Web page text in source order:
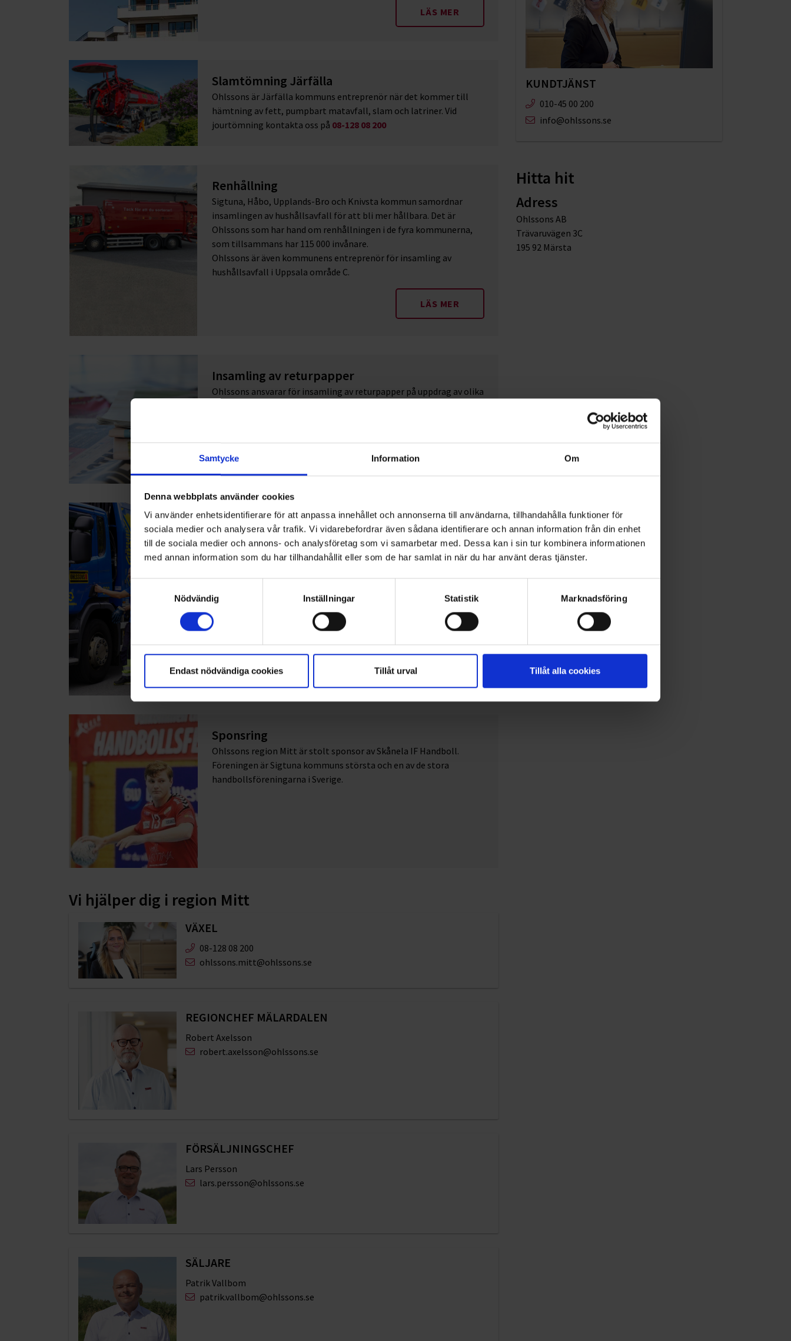
Samtycke Information Om
Denna webbplats använder cookies
Vi använder enhetsidentifierare för att anpassa innehållet och annonserna till användarna, tillhandahålla funktioner för
sociala medier och analysera vår trafik. Vi vidarebefordrar även sådana identifierare och annan information från din enhet
till de sociala medier och annons- och analysföretag som vi samarbetar med. Dessa kan i sin tur kombinera informationen
med annan information som du har tillhandahållit eller som de har samlat in när du har använt deras tjänster.
Samtyckesval
Nödvändig
Inställningar Statistik Marknadsföring
Endast nödvändiga cookies Tillåt urval Tillåt alla cookies
LÄS MER
Slamtömning Järfälla
Ohlssons är Järfälla kommuns entreprenör när det kommer till
hämtning av fett, pumpbart matavfall, slam och latriner. Vid
jourtömning kontakta oss på 08-128 08 200
Renhållning
Sigtuna, Håbo, Upplands-Bro och Knivsta kommun samordnar
insamlingen av hushållsavfall för att bli mer hållbara. Det är
Ohlssons som har hand om renhållningen i de fyra kommunerna,
som tillsammans har 115 000 invånare.
Ohlssons är även kommunens entreprenör för insamling av
hushållsavfall i Uppsala område C.
LÄS MER
Insamling av returpapper
Ohlssons ansvarar för insamling av returpapper på uppdrag av olika
Pantamera
Ohlssons ansvarar för insamlingen av pantburkar och PET-flaskor i
stor-Stockholm och Mälardalen, på uppdrag av Pantamera
Kronobergs län.
Sponsring
Ohlssons region Mitt är stolt sponsor av Skånela IF Handboll.
Föreningen är Sigtuna kommuns största och en av de stora
handbollsföreningarna i Sverige.
Vi hjälper dig i region Mitt
VÄXEL
08-128 08 200
ohlssons.mitt@ohlssons.se
REGIONCHEF MÄLARDALEN
Robert Axelsson
robert.axelsson@ohlssons.se
FÖRSÄLJNINGSCHEF
Lars Persson
lars.persson@ohlssons.se
SÄLJARE
Patrik Vallbom
patrik.vallbom@ohlssons.se
KUNDTJÄNST
010-45 00 200​
info@ohlssons.se
Hitta hit
Adress
Ohlssons AB
Trävaruvägen 3C
195 92 Märsta